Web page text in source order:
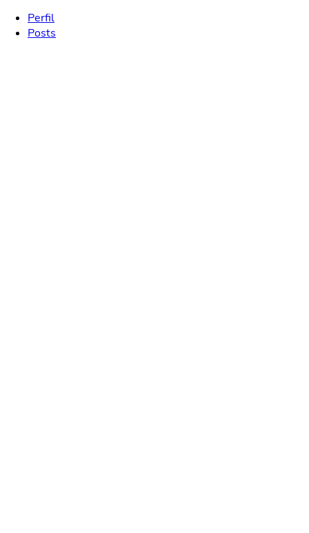
Perfil
Posts